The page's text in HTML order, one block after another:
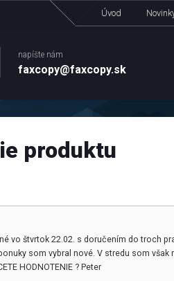
Úvod
napíšte nám
faxcopy@faxcopy.sk
produktu
vo štvrtok 22.02. s doručením do troch
som vybral nové. V stredu som
HODNOTENIE ? Peter